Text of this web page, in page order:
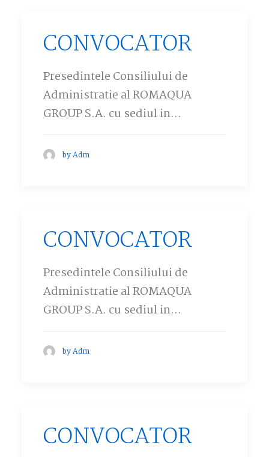
CONVOCATOR
Presedintele Consiliului de
Administratie al ROMAQUA
GROUP S.A. cu sediul in…
by Adm
CONVOCATOR
Presedintele Consiliului de
Administratie al ROMAQUA
GROUP S.A. cu sediul in…
by Adm
CONVOCATOR